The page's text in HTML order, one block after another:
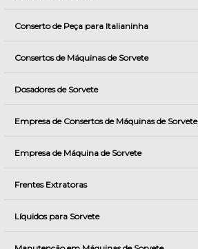
Conserto de Peça para Italianinha
Consertos de Máquinas de Sorvete
Dosadores de Sorvete
Empresa de Consertos de Máquinas de Sorvete
Empresa de Máquina de Sorvete
Frentes Extratoras
Líquidos para Sorvete